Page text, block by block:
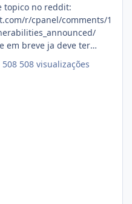
topico no reddit:
r/cpanel/comments/1
em breve ja deve ter
508 visualizações